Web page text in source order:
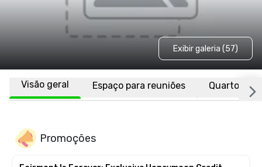
Exibir galeria (57)
Visão geral Espaço para reuniões Quartos
Promoções